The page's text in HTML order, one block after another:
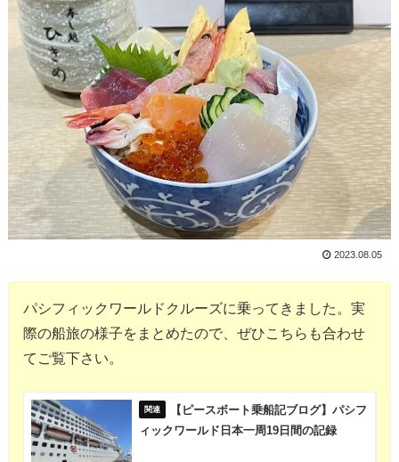
2023.08.05
パシフィックワールドクルーズに乗ってきました。実
際の船旅の様子をまとめたので、ぜひこちらも合わせ
てご覧下さい。
【ピースボート乗船記ブログ】パシフ
ィックワールド日本一周19日間の記録